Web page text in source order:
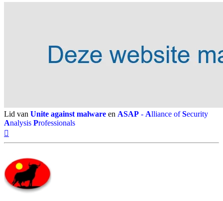
Lid van Unite against malware en ASAP - Alliance ofSecurity
Analysis Professionals